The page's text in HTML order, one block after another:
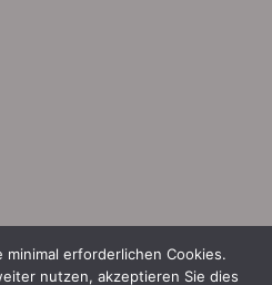
erforderlichen Cookies.
nutzen, akzeptieren Sie dies